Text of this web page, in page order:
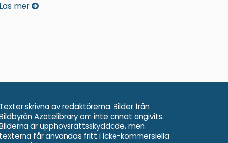
Läs mer
Texter skrivna av redaktörerna. Bilder från
Bildbyrån Azotelibrary om inte annat angivits.
Bilderna är upphovsrättsskyddade, men
texterna får användas fritt i icke-kommersiella